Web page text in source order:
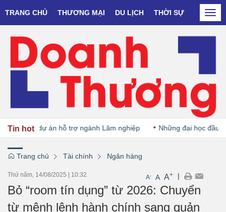
TRANG CHỦ THƯƠNG MẠI DU LỊCH THỜI SỰ DOANH
Tin hot
dự án hỗ trợ ngành Lâm nghiệp Những đại học đầu tiên
Trang chủ Tài chính Ngân hàng
Thứ năm, 14/08/2025 10:32 A- A A+ |
Bỏ “room tín dụng” từ 2026: Chuyển
từ mệnh lệnh hành chính sang quản